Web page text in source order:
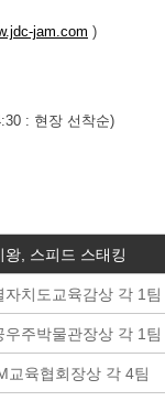
jam.com )
: 현장 선착순)
왕, 스피드 스태킹
자치도교육감상 각 1팀
우주박물관장상 각 1팀
교육협회장상 각 4팀